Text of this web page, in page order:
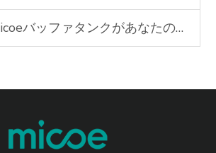
ファタンクがあなたのヒートポンプシステムに最適なのか